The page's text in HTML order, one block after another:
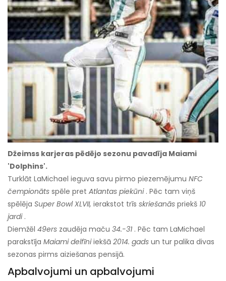
Džeimss karjeras pēdējo sezonu pavadīja Maiami
'Dolphins'.
Turklāt LaMichael ieguva savu pirmo piezemējumu NFC
čempionāts spēle pret Atlantas piekūni. Pēc tam viņš
spēlēja Super Bowl XLVII, ierakstot trīs skriešanās priekš 10
jardi.
Diemžēl 49ers zaudēja maču 34.-31 . Pēc tam LaMichael
parakstīja Maiami delfīniiekšā 2014. gads un tur palika divas
sezonas pirms aiziešanas pensijā.
Apbalvojumi un apbalvojumi